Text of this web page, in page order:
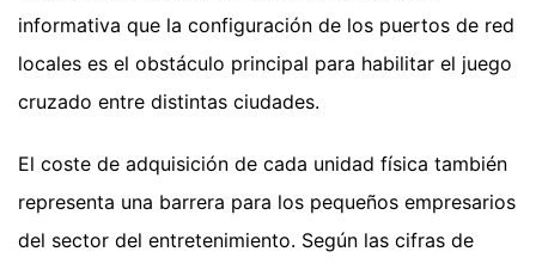
informativa que la configuración de los puertos de red
locales es el obstáculo principal para habilitar el juego
cruzado entre distintas ciudades.
El coste de adquisición de cada unidad física también
representa una barrera para los pequeños empresarios
del sector del entretenimiento. Según las cifras de